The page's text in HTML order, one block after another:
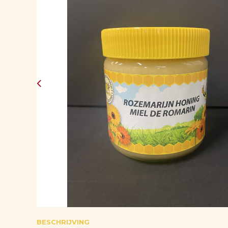
BESCHRIJVING